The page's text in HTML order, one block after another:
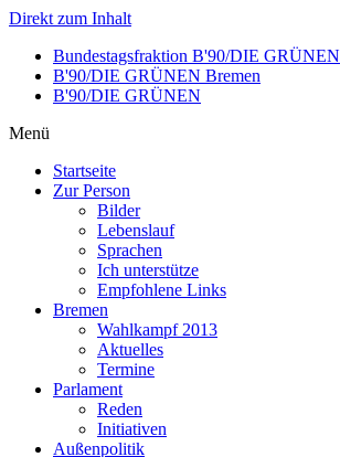
Direkt zum Inhalt
Bundestagsfraktion B'90/DIE GRÜNEN
B'90/DIE GRÜNEN Bremen
B'90/DIE GRÜNEN
Menü
Startseite
Zur Person
Bilder
Lebenslauf
Sprachen
Ich unterstütze
Empfohlene Links
Bremen
Wahlkampf 2013
Aktuelles
Termine
Parlament
Reden
Initiativen
Außenpolitik